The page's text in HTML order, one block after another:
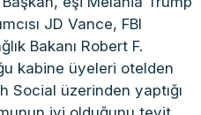
JD Vance, FBI
Bakanı Robert F.
kabine üyeleri otelden
Social üzerinden yaptığı